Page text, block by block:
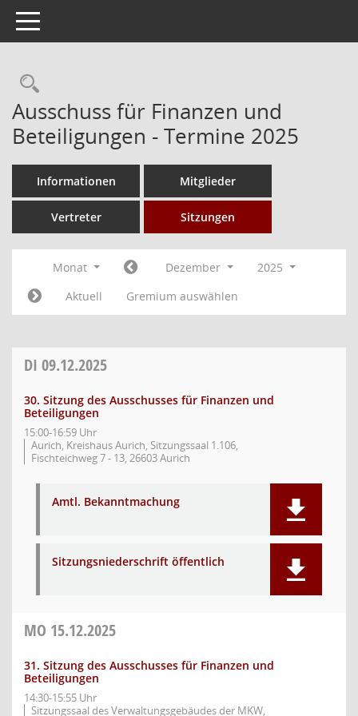
Toggle navigation
Rechercheauswahl
Ausschuss für Finanzen und
Beteiligungen - Termine 2025
Informationen Mitglieder
Vertreter Sitzungen
Monat Dezember
2025
Aktuell
Gremium auswählen
DI 09.12.2025
30. Sitzung des Ausschusses für Finanzen und
Beteiligungen
15:00-16:59 Uhr
Aurich, Kreishaus Aurich, Sitzungssaal 1.106,
Fischteichweg 7 - 13, 26603 Aurich
Amtl. Bekanntmachung
Sitzungsniederschrift öffentlich
MO 15.12.2025
31. Sitzung des Ausschusses für Finanzen und
Beteiligungen
14:30-15:55 Uhr
Sitzungssaal des Verwaltungsgebäudes der MKW,